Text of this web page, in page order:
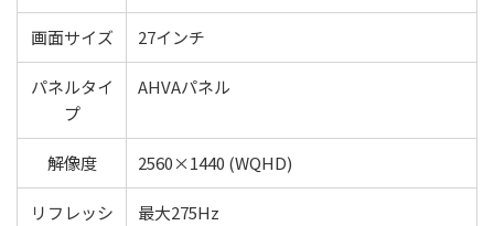
画面サイズ 27インチ
パネルタイ
プ
AHVAパネル
解像度 2560×1440 (WQHD)
リフレッシ
最大275Hz